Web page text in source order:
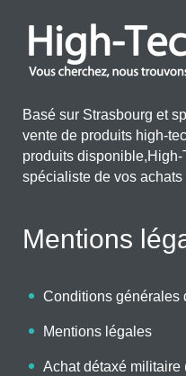
Basé sur Strasbourg et
vente de produits high-
produits
spécialiste de vos achats
Mentions
Conditions générales
Mentions légales
Achat détaxé militaire